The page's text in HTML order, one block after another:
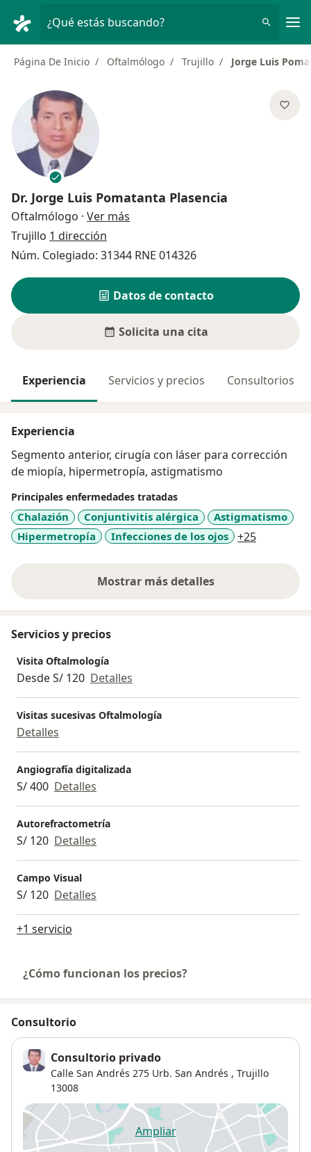
¿Qué estás buscando?
Página De Inicio Oftalmólogo Trujillo Jorge Luis
Dr. Jorge Luis Pomatanta Plasencia
Oftalmólogo · Ver más
Trujillo 1 dirección
Núm. Colegiado: 31344 RNE 014326
Datos de contacto
Solicita una cita
Experiencia Servicios y precios Consultorios
Experiencia
Segmento anterior, cirugía con láser para corrección
de miopía, hipermetropía, astigmatismo
Principales enfermedades tratadas
Chalazión Conjuntivitis alérgica
Astigmatismo
Hipermetropía
Infecciones de los ojos +25
Mostrar más detalles
sobre la experiencia
Servicios y precios
Visita Oftalmología
Desde S/ 120 Detalles
Visitas sucesivas Oftalmología
Detalles
Angiografía digitalizada
S/ 400 Detalles
Autorefractometría
S/ 120 Detalles
Campo Visual
S/ 120 Detalles
+1 servicio
¿Cómo funcionan los precios?
Consultorio
Consultorio privado
Calle San Andrés 275 Urb. San Andrés , Trujillo
13008
Ampliarse abre en una nueva